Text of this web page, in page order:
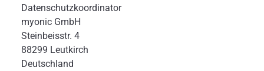
Datenschutzkoordinator
myonic GmbH
Steinbeisstr. 4
88299 Leutkirch
Deutschland